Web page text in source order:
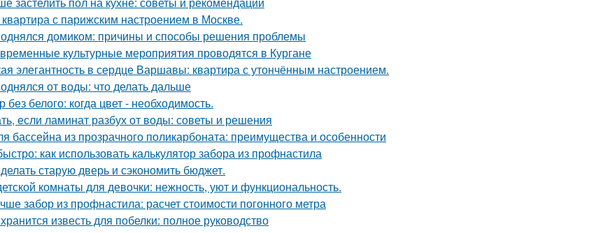
с парижским настроением в Москве.
домиком: причины и способы решения проблемы
культурные мероприятия проводятся в Кургане
элегантность в сердце Варшавы: квартира с утончённым настроением.
от воды: что делать дальше
без белого: когда цвет - необходимость.
если ламинат разбух от воды: советы и решения
бассейна из прозрачного поликарбоната: преимущества и особенности
как использовать калькулятор забора из профнастила
старую дверь и сэкономить бюджет.
комнаты для девочки: нежность, уют и функциональность.
забор из профнастила: расчет стоимости погонного метра
известь для побелки: полное руководство